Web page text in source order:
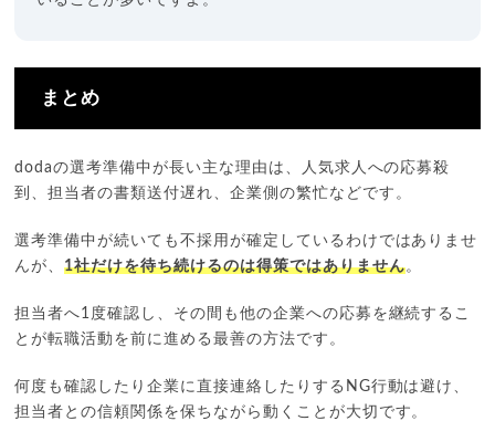
まとめ
dodaの選考準備中が長い主な理由は、人気求人への応募殺
到、担当者の書類送付遅れ、企業側の繁忙などです。
選考準備中が続いても不採用が確定しているわけではありませ
んが、1社だけを待ち続けるのは得策ではありません。
担当者へ1度確認し、その間も他の企業への応募を継続するこ
とが転職活動を前に進める最善の方法です。
何度も確認したり企業に直接連絡したりするNG行動は避け、
担当者との信頼関係を保ちながら動くことが大切です。